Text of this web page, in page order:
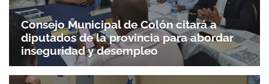
Consejo Municipal de Colón citará a
diputados de la provincia para abordar
inseguridad y desempleo